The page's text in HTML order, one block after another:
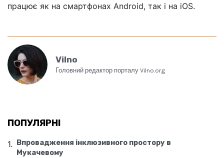
працює як на смартфонах Android, так і на iOS.
Vilno
Головний редактор порталу Vilno.org
ПОПУЛЯРНІ
Впровадження інклюзивного простору в
Мукачевому